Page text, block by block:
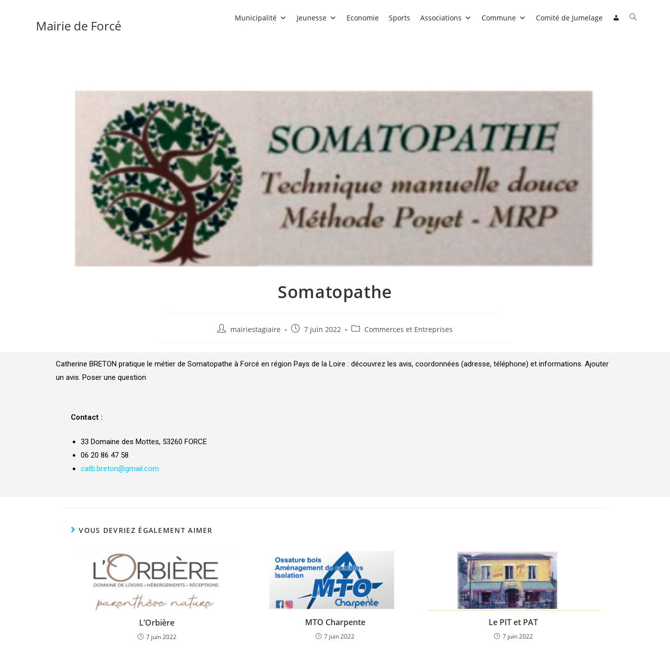
Mairie de Forcé Municipalité Jeunesse Economie Sports Associations Commune Comité de Jumelage
Somatopathe
mairiestagiaire 7 juin 2022 Commerces et Entreprises
Catherine BRETON pratique le métier de Somatopathe à Forcé en région Pays de la Loire : découvrez les avis, coordonnées (adresse, téléphone) et informations. Ajouter
un avis. Poser une question
Contact :
33 Domaine des Mottes, 53260 FORCE
06 20 86 47 58
catb.breton@gmail.com
VOUS DEVRIEZ ÉGALEMENT AIMER
L’Orbière
7 juin 2022
MTO Charpente
7 juin 2022
Le PIT et PAT
7 juin 2022